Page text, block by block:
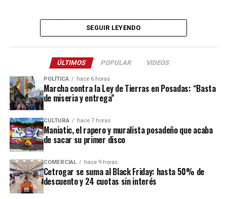
hacia el acceso a El Soberbio y en el lugar intervino el personal
Este ataque se suma a otros tantos episodios similares registrados
recientemente en contra de comercios o propiedades vinculadas a
Coleco, ex intendente de El Soberbio que en 2013 fue destituido
del cargo por acusaciones de
asociación ilícita.
En el listado de hechos recientes figuran un incendio de cabañas
en el complejoTío Colecoa fines de la semana pasada y otro
ataque similar a la funeraria ahora baleada en a fines de marzo.
Todos los episodios son investigados por el personal de la
SEGUIR LEYENDO
ÚLTIMOS POPULAR VIDEOS
POLÍTICA hace 6 horas
Marcha contra la Ley de Tierras en Posadas: “Basta
de miseria y entrega”
CULTURA hace 7 horas
Maniatic, el rapero y muralista posadeño que acaba
de sacar su primer disco
COMERCIAL hace 9 horas
Cetrogar se suma al Black Friday: hasta 50% de
descuento y 24 cuotas sin interés